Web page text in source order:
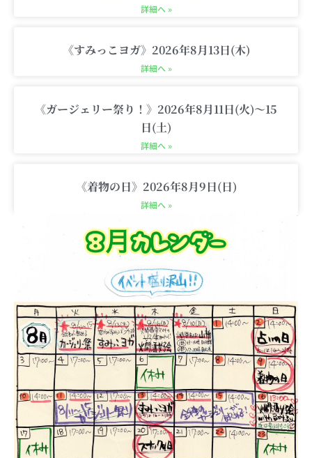
詳細へ »
《すみっこヨガ》2026年8月13日(木)
詳細へ »
《ガージェリー祭り！》2026年8月11日(火)〜15
日(土)
詳細へ »
《着物の日》2026年8月9日(日)
詳細へ »